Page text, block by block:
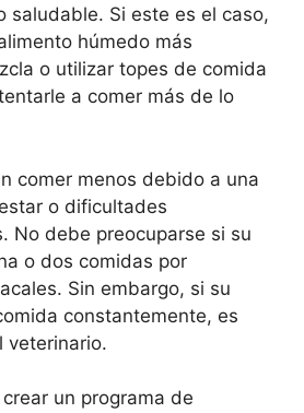
saludable. Si este es el caso,
húmedo más
o utilizar topes de comida
a comer más de lo
comer menos debido a una
o dificultades
No debe preocuparse si su
o dos comidas por
Sin embargo, si su
constantemente, es
veterinario.
un programa de